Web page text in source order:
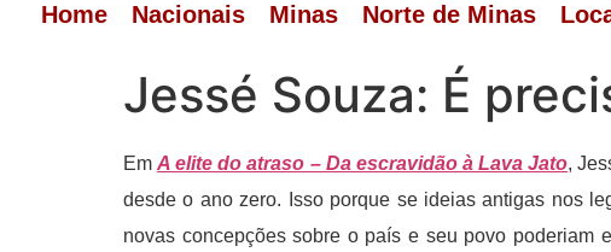
Home Nacionais Minas Norte de Minas
Jessé Souza: É
EmA elite do atraso – Da escravidão à Lava Jato,
desde o ano zero. Isso porque se ideias antigas nos
novas concepções sobre o país e seu povo poderiam